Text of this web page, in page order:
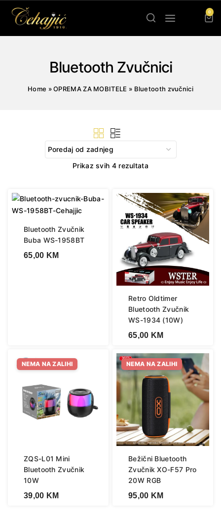
0
Bluetooth Zvučnici
Home »OPREMA ZA MOBITELE » Bluetooth zvučnici
Prikaz svih 4 rezultataSorted
latest
Bluetooth Zvučnik
Buba WS-1958BT
65,00 KM
Retro Oldtimer
Bluetooth Zvučnik
WS-1934 (10W)
65,00 KM
NEMA NA ZALIHI
ZQS-L01 Mini
Bluetooth Zvučnik
10W
39,00 KM
NEMA NA ZALIHI
Bežični Bluetooth
Zvučnik XO-F57 Pro
20W RGB
95,00 KM